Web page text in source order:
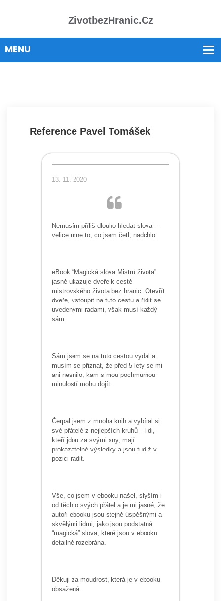
ZivotbezHranic.cz
Reference Pavel Tomášek
13. 11. 2020
Nemusím příliš dlouho hledat slova –
velice mne to, co jsem četl, nadchlo.
eBook “Magická slova Mistrů života”
jasně ukazuje dveře k cestě
mistrovského života bez hranic. Otevřít
dveře, vstoupit na tuto cestu a řídit se
uvedenými radami, však musí každý
sám.
Sám jsem se na tuto cestou vydal a
musím se přiznat, že před 5 lety se mi
ani nesnilo, kam s mou pochmurnou
minulostí mohu dojít.
Čerpal jsem z mnoha knih a vybíral si
své přátelé z nejlepších kruhů – lidi,
kteří jdou za svými sny, mají
prokazatelné výsledky a jsou tudíž v
pozici radit.
Vše, co jsem v ebooku našel, slyším i
od těchto svých přátel a je mi jasné, že
autoři ebooku jsou stejně úspěšnými a
skvělými lidmi, jako jsou podstatná
“magická” slova, které jsou v ebooku
detailně rozebrána.
Děkuji za moudrost, která je v ebooku
obsažená.